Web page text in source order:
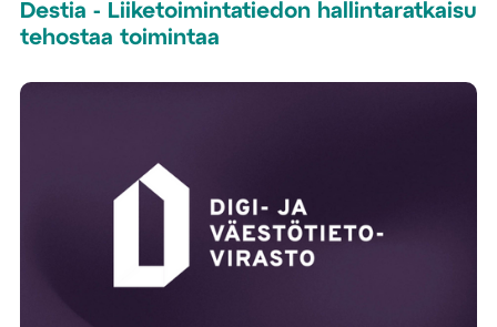
Destia - Liiketoimintatiedon hallintaratkaisu
tehostaa toimintaa